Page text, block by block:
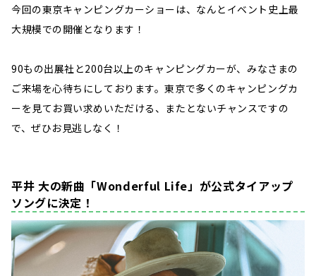
今回の東京キャンピングカーショーは、なんとイベント史上最
大規模での開催となります！
90もの出展社と200台以上のキャンピングカーが、みなさまの
ご来場を心待ちにしております。東京で多くのキャンピングカ
ーを見てお買い求めいただける、またとないチャンスですの
で、ぜひお見逃しなく！
平井 大の新曲「Wonderful Life」が公式タイアップ
ソングに決定！